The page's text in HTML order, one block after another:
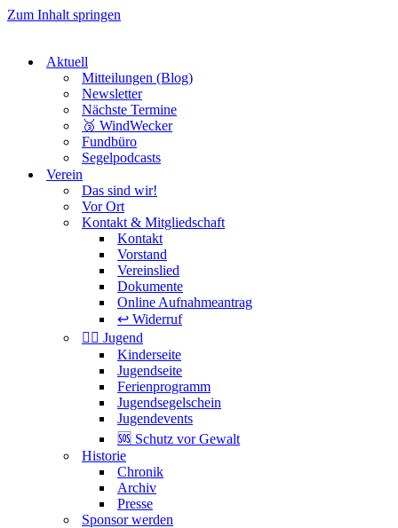
Zum Inhalt springen
Aktuell
Mitteilungen (Blog)
Newsletter
Nächste Termine
🥉 WindWecker
Fundbüro
Segelpodcasts
Verein
Das sind wir!
Vor Ort
Kontakt & Mitgliedschaft
Kontakt
Vorstand
Vereinslied
Dokumente
Online Aufnahmeantrag
↩️ Widerruf
🏴‍☠️ Jugend
Kinderseite
Jugendseite
Ferienprogramm
Jugendsegelschein
Jugendevents
🆘 Schutz vor Gewalt
Historie
Chronik
Archiv
Presse
Sponsor werden